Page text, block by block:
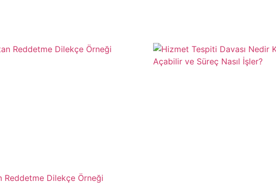
Reddetme Dilekçe Örneği